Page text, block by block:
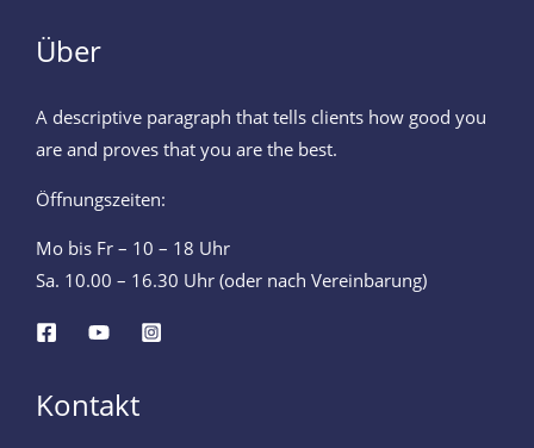
Über
A descriptive paragraph that tells clients how good you
are and proves that you are the best.
Öffnungszeiten:
Mo bis Fr – 10 – 18 Uhr
Sa. 10.00 – 16.30 Uhr (oder nach Vereinbarung)
Kontakt